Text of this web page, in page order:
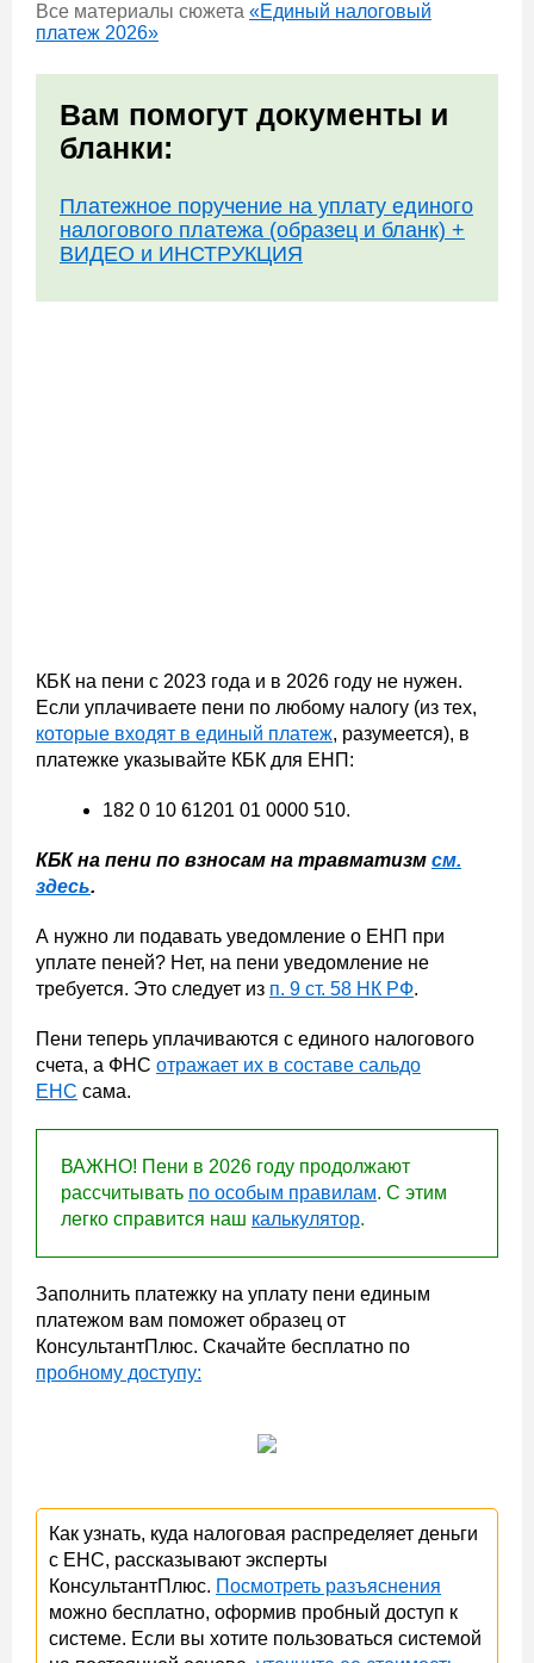
Все материалы сюжета «Единый налоговый
платеж 2026»
Вам помогут документы и
бланки:
Платежное поручение на уплату единого
налогового платежа (образец и бланк) +
ВИДЕО и ИНСТРУКЦИЯ
КБК на пени с 2023 года и в 2026 году не нужен.
Если уплачиваете пени по любому налогу (из тех,
которые входят в единый платеж, разумеется), в
платежке указывайте КБК для ЕНП:
182 0 10 61201 01 0000 510.
КБК на пени по взносам на травматизм см.
здесь.
А нужно ли подавать уведомление о ЕНП при
уплате пеней? Нет, на пени уведомление не
требуется. Это следует из п. 9 ст. 58 НК РФ.
Пени теперь уплачиваются с единого налогового
счета, а ФНС отражает их в составе сальдо
ЕНС сама.
ВАЖНО! Пени в 2026 году продолжают
рассчитывать по особым правилам. С этим
легко справится наш калькулятор.
Заполнить платежку на уплату пени единым
платежом вам поможет образец от
КонсультантПлюс. Скачайте бесплатно по
пробному доступу:
Как узнать, куда налоговая распределяет деньги
с ЕНС, рассказывают эксперты
КонсультантПлюс. Посмотреть разъяснения
можно бесплатно, оформив пробный доступ к
системе. Если вы хотите пользоваться системой